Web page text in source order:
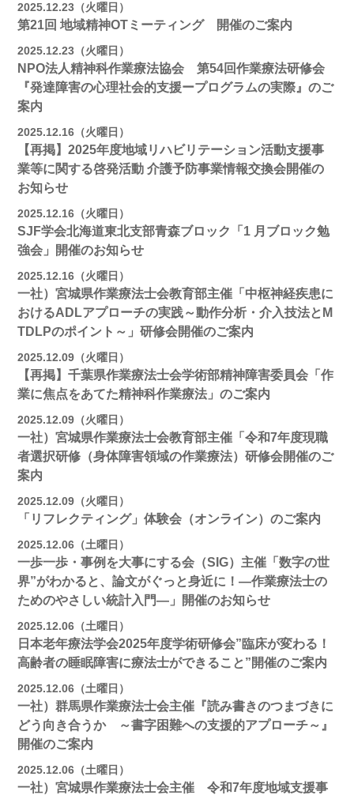
2025.12.23（火曜日）
第21回 地域精神OTミーティング 開催のご案内
2025.12.23（火曜日）
NPO法人精神科作業療法協会 第54回作業療法研修会
『発達障害の心理社会的支援ープログラムの実際』のご
案内
2025.12.16（火曜日）
【再掲】2025年度地域リハビリテーション活動⽀援事
業等に関する啓発活動 介護予防事業情報交換会開催の
お知らせ
2025.12.16（火曜日）
SJF学会北海道東北支部⻘森ブロック「1 月ブロック勉
強会」開催のお知らせ
2025.12.16（火曜日）
一社）宮城県作業療法士会教育部主催「中枢神経疾患に
おけるADLアプローチの実践～動作分析・介入技法とM
TDLPのポイント～」研修会開催のご案内
2025.12.09（火曜日）
【再掲】千葉県作業療法士会学術部精神障害委員会「作
業に焦点をあてた精神科作業療法」のご案内
2025.12.09（火曜日）
一社）宮城県作業療法士会教育部主催「令和7年度現職
者選択研修（身体障害領域の作業療法）研修会開催のご
案内
2025.12.09（火曜日）
「リフレクティング」体験会（オンライン）のご案内
2025.12.06（土曜日）
一歩一歩・事例を大事にする会（SIG）主催「数字の世
界”がわかると、論文がぐっと身近に！―作業療法士の
ためのやさしい統計入門―」開催のお知らせ
2025.12.06（土曜日）
日本老年療法学会2025年度学術研修会”臨床が変わる！
高齢者の睡眠障害に療法士ができること”開催のご案内
2025.12.06（土曜日）
一社）群馬県作業療法士会主催『読み書きのつまづきに
どう向き合うか ～書字困難への支援的アプローチ～』
開催のご案内
2025.12.06（土曜日）
一社）宮城県作業療法士会主催 令和7年度地域支援事